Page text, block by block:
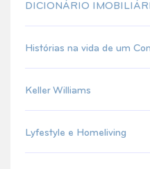
DICIONÁRIO
Histórias na vida de um
Keller Williams
Lyfestyle e Homeliving